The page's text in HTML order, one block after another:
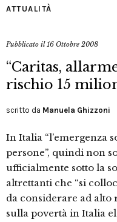
ATTUALITÀ
Pubblicato il16 Ottobre 2008
“Caritas,
rischio 15
scritto da Manuela Ghizzoni
In Italia “l’emergenza
persone”, quindi non
ufficialmente sotto la
altrettanti che “si
da considerare ad alto
sulla povertà in Italia